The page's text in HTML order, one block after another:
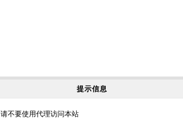
提示信息
请不要使用代理访问本站